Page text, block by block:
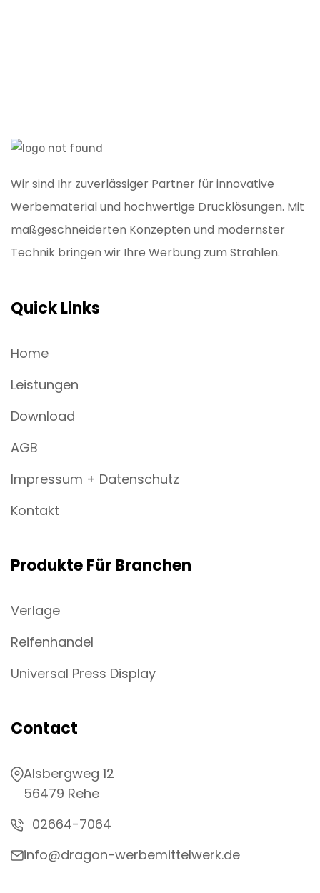
Wir sind Ihr zuverlässiger Partner für innovative
Werbematerial und hochwertige Drucklösungen. Mit
maßgeschneiderten Konzepten und modernster
Technik bringen wir Ihre Werbung zum Strahlen.
Quick Links
Home
Leistungen
Download
AGB
Impressum + Datenschutz
Kontakt
Produkte Für Branchen
Verlage
Reifenhandel
Universal Press Display
Contact
Alsbergweg 12
56479 Rehe
02664-7064
info@dragon-werbemittelwerk.de